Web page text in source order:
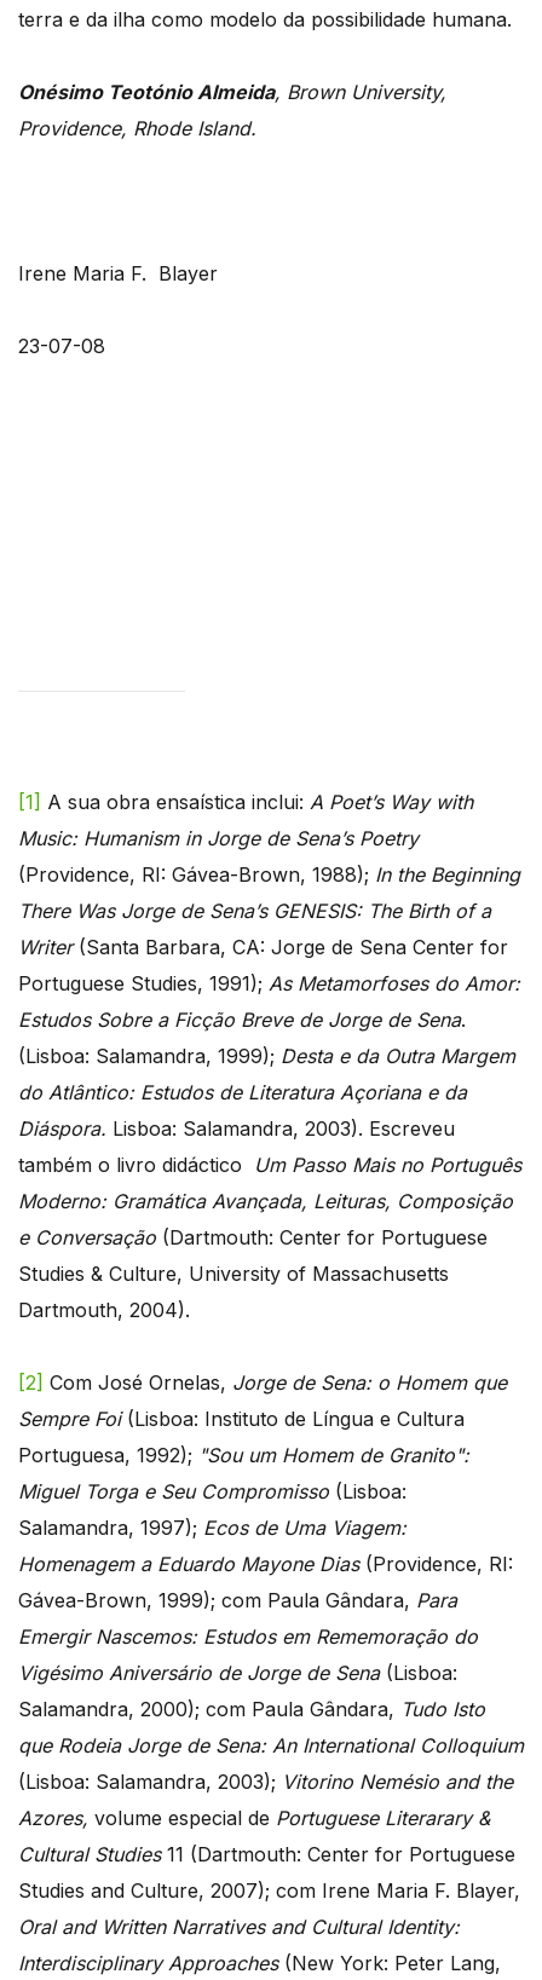
terra e da ilha como modelo da possibilidade humana.
Onésimo Teotónio Almeida, Brown University,
Providence, Rhode Island.
Irene Maria F. Blayer
23-07-08
[1] A sua obra ensaística inclui: A Poet’s Way with
Music: Humanism in Jorge de Sena’s Poetry
(Providence, RI: Gávea-Brown, 1988); In the Beginning
There Was Jorge de Sena’s GENESIS: The Birth of a
Writer(Santa Barbara, CA: Jorge de Sena Center for
Portuguese Studies, 1991); As Metamorfoses do Amor:
Estudos Sobre a Ficção Breve de Jorge de Sena.
(Lisboa: Salamandra, 1999); Desta e da Outra Margem
do Atlântico: Estudos de Literatura Açoriana e da
Diáspora. Lisboa: Salamandra, 2003). Escreveu
também o livro didáctico Um Passo Mais no Português
Moderno: Gramática Avançada, Leituras, Composição
e Conversação (Dartmouth: Center for Portuguese
Studies & Culture, University of Massachusetts
Dartmouth, 2004).
[2] Com José Ornelas, Jorge de Sena: o Homem que
Sempre Foi(Lisboa: Instituto de Língua e Cultura
Portuguesa, 1992); "Sou um Homem de Granito":
Miguel Torga e Seu Compromisso (Lisboa:
Salamandra, 1997); Ecos de Uma Viagem:
Homenagem a Eduardo Mayone Dias(Providence, RI:
Gávea-Brown, 1999); com Paula Gândara, Para
Emergir Nascemos: Estudos em Rememoração do
Vigésimo Aniversário de Jorge de Sena(Lisboa:
Salamandra, 2000); com Paula Gândara, Tudo Isto
que Rodeia Jorge de Sena: An International Colloquium
(Lisboa: Salamandra, 2003); Vitorino Nemésio and the
Azores, volume especial de Portuguese Literarary &
Cultural Studies 11 (Dartmouth: Center for Portuguese
Studies and Culture, 2007); com Irene Maria F. Blayer,
Oral and Written Narratives and Cultural Identity:
Interdisciplinary Approaches (New York: Peter Lang,